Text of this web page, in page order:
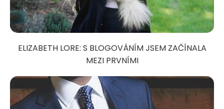
ELIZABETH LORE: S BLOGOVÁNÍM JSEM ZAČÍNALA
MEZI PRVNÍMI